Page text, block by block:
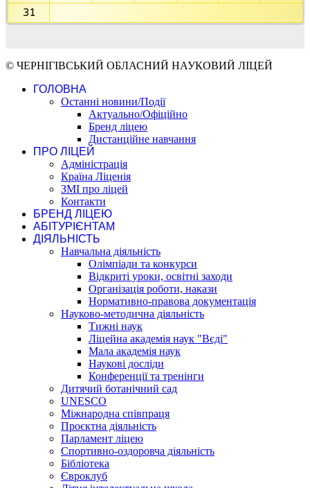
31
© ЧЕРНІГІВСЬКИЙ ОБЛАСНИЙ НАУКОВИЙ ЛІЦЕЙ
ГОЛОВНА
Останні новини/Події
Актуально/Офіційно
Бренд ліцею
Дистанційне навчання
ПРО ЛІЦЕЙ
Адміністрація
Країна Ліценія
ЗМІ про ліцей
Контакти
БРЕНД ЛІЦЕЮ
АБІТУРІЄНТАМ
ДІЯЛЬНІСТЬ
Навчальна діяльність
Олімпіади та конкурси
Відкриті уроки, освітні заходи
Організація роботи, накази
Нормативно-правова документація
Науково-методична діяльність
Тижні наук
Ліцейна академія наук "Вєді"
Мала академія наук
Наукові досліди
Конференції та тренінги
Дитячий ботанічний сад
UNESCO
Міжнародна співпраця
Проєктна діяльність
Парламент ліцею
Спортивно-оздоровча діяльність
Бібліотека
Євроклуб